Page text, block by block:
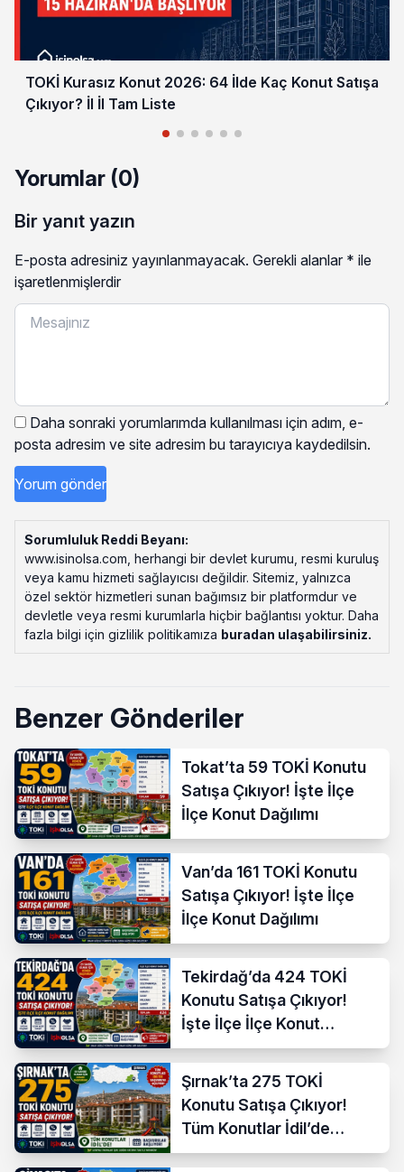
TOKİ Kurasız Konut 2026: 64 İlde Kaç Konut Satışa
Çıkıyor? İl İl Tam Liste
Yorumlar (0)
Bir yanıt yazın
E-posta adresiniz yayınlanmayacak. Gerekli alanlar * ile
işaretlenmişlerdir
Daha sonraki yorumlarımda kullanılması için adım, e-
posta adresim ve site adresim bu tarayıcıya kaydedilsin.
Sorumluluk Reddi Beyanı:
www.isinolsa.com, herhangi bir devlet kurumu, resmi kuruluş
veya kamu hizmeti sağlayıcısı değildir. Sitemiz, yalnızca
özel sektör hizmetleri sunan bağımsız bir platformdur ve
devletle veya resmi kurumlarla hiçbir bağlantısı yoktur. Daha
fazla bilgi için gizlilik politikamıza buradan ulaşabilirsiniz.
Benzer Gönderiler
Tokat’ta 59 TOKİ Konutu
Satışa Çıkıyor! İşte İlçe
İlçe Konut Dağılımı
Van’da 161 TOKİ Konutu
Satışa Çıkıyor! İşte İlçe
İlçe Konut Dağılımı
Tekirdağ’da 424 TOKİ
Konutu Satışa Çıkıyor!
İşte İlçe İlçe Konut
Dağılımı
Şırnak’ta 275 TOKİ
Konutu Satışa Çıkıyor!
Tüm Konutlar İdil’de
Başvuruya Açılıyor